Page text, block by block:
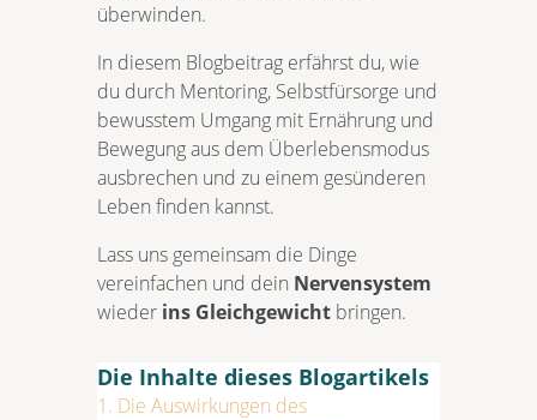
überwinden.
In diesem Blogbeitrag erfährst du, wie
du durch Mentoring, Selbstfürsorge und
bewusstem Umgang mit Ernährung und
Bewegung aus dem Überlebensmodus
ausbrechen und zu einem gesünderen
Leben finden kannst.
Lass uns gemeinsam die Dinge
vereinfachen und dein Nervensystem
wieder ins Gleichgewichtbringen.
Die Inhalte dieses Blogartikels
1. Die Auswirkungen des